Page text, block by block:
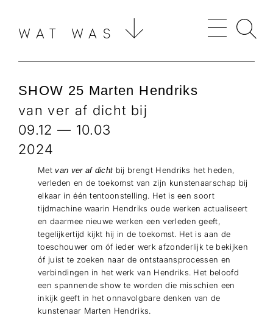
WAT WAS
SHOW 25 Marten Hendriks
van ver af dicht bij
09.12 — 10.03
2024
Metvan ver af dicht bij brengt Hendriks het heden,
verleden en de toekomst van zijn kunstenaarschap bij
elkaar in één tentoonstelling. Het is een soort
tijdmachine waarin Hendriks oude werken actualiseert
en daarmee nieuwe werken een verleden geeft,
tegelijkertijd kijkt hij in de toekomst. Het is aan de
toeschouwer om óf ieder werk afzonderlijk te bekijken
óf juist te zoeken naar de ontstaansprocessen en
verbindingen in het werk van Hendriks. Het beloofd
een spannende show te worden die misschien een
inkijk geeft in het onnavolgbare denken van de
kunstenaar Marten Hendriks.